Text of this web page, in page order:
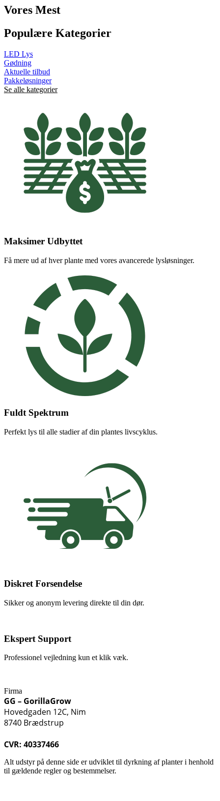
Vores Mest
Populære Kategorier
LED Lys
Gødning
Aktuelle tilbud
Pakkeløsninger
Se alle kategorier
Maksimer Udbyttet
Få mere ud af hver plante med vores avancerede lysløsninger.
Fuldt Spektrum
Perfekt lys til alle stadier af din plantes livscyklus.
Diskret Forsendelse
Sikker og anonym levering direkte til din dør.
Ekspert Support
Professionel vejledning kun et klik væk.
Firma
GG – GorillaGrow
Hovedgaden 12C, Nim
8740 Brædstrup
CVR: 40337466
Alt udstyr på denne side er udviklet til dyrkning af planter i henhold
til gældende regler og bestemmelser.